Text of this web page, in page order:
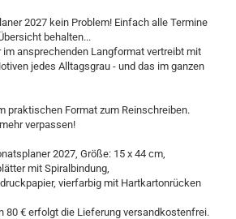
2027 kein Problem! Einfach alle Termine
behalten...
im ansprechenden Langformat vertreibt mit
jedes Alltagsgrau - und das im ganzen
praktischen Format zum Reinschreiben.
verpassen!
2027, Größe: 15 x 44 cm,
mit Spiralbindung,
vierfarbig mit Hartkartonrücken
80 € erfolgt die Lieferung versandkostenfrei.